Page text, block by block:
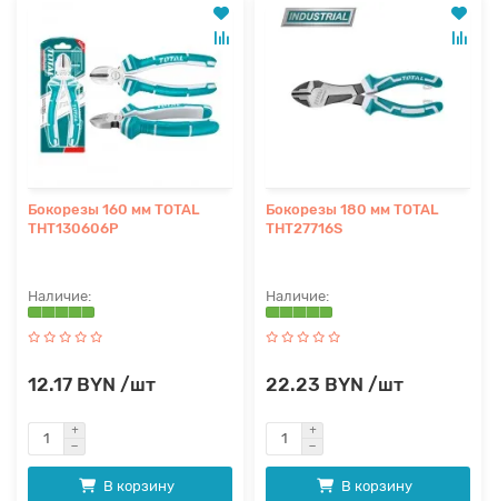
Бокорезы 160 мм TOTAL
THT130606P
12.17 BYN /шт
В корзину
Бокорезы 180 мм TOTAL
THT27716S
22.23 BYN /шт
В корзину